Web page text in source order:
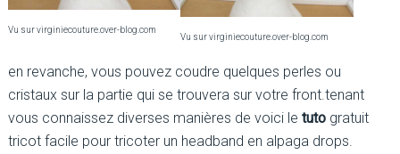
Vu sur virginiecouture.over-blog.com
Vu sur virginiecouture.over-blog.com
en revanche, vous pouvez coudre quelques perles ou
cristaux sur la partie qui se trouvera sur votre front.tenant
vous connaissez diverses manières de voici le tutogratuit
tricot facile pour tricoter un headband en alpaga drops.